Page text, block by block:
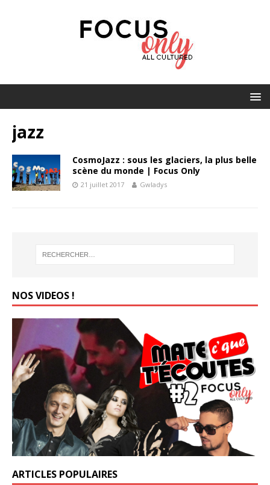
jazz
CosmoJazz : sous les glaciers, la plus belle
scène du monde | Focus Only
21 juillet 2017 Gwladys
NOS VIDEOS !
ARTICLES POPULAIRES